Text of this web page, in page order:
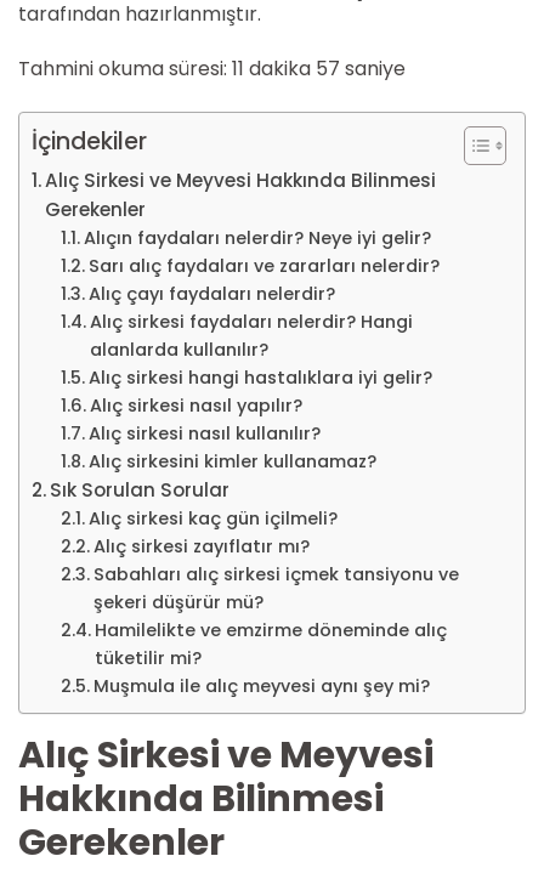
tarafından hazırlanmıştır.
Tahmini okuma süresi: 11 dakika 57 saniye
İçindekiler
Alıç Sirkesi ve Meyvesi Hakkında Bilinmesi
Gerekenler
Alıçın faydaları nelerdir? Neye iyi gelir?
Sarı alıç faydaları ve zararları nelerdir?
Alıç çayı faydaları nelerdir?
Alıç sirkesi faydaları nelerdir? Hangi
alanlarda kullanılır?
Alıç sirkesi hangi hastalıklara iyi gelir?
Alıç sirkesi nasıl yapılır?
Alıç sirkesi nasıl kullanılır?
Alıç sirkesini kimler kullanamaz?
Sık Sorulan Sorular
Alıç sirkesi kaç gün içilmeli?
Alıç sirkesi zayıflatır mı?
Sabahları alıç sirkesi içmek tansiyonu ve
şekeri düşürür mü?
Hamilelikte ve emzirme döneminde alıç
tüketilir mi?
Muşmula ile alıç meyvesi aynı şey mi?
Alıç Sirkesi ve Meyvesi
Hakkında Bilinmesi
Gerekenler